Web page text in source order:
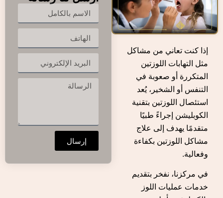
إذا كنت تعاني من مشاكل
مثل التهابات اللوزتين
المتكررة أو صعوبة في
التنفس أو الشخير، يُعد
استئصال اللوزتين بتقنية
الكوبليشن إجراءً طبيًا
متقدمًا يهدف إلى علاج
مشاكل اللوزتين بكفاءة
وفعالية.
في مركزنا، نفخر بتقديم
خدمات عمليات اللوز
إرسال